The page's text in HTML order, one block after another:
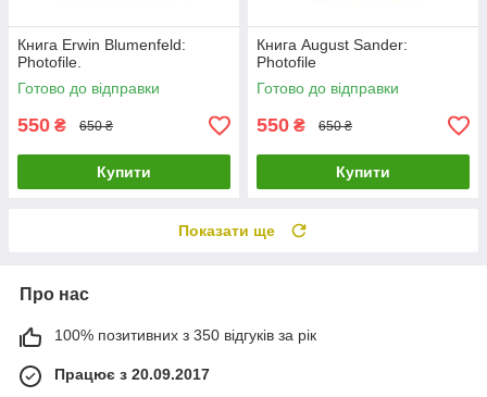
Книга Erwin Blumenfeld:
Photofile.
Готово до відправки
550 ₴ 650 ₴
Купити
Книга August Sander:
Photofile
Готово до відправки
550 ₴ 650 ₴
Купити
Показати ще
Про нас
100% позитивних з 350 відгуків за рік
Працює з 20.09.2017